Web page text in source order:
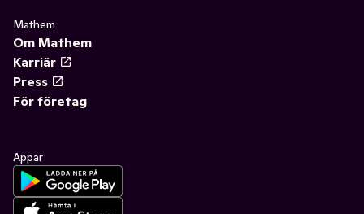
Mathem
Om Mathem
Karriär
Press
För företag
Appar